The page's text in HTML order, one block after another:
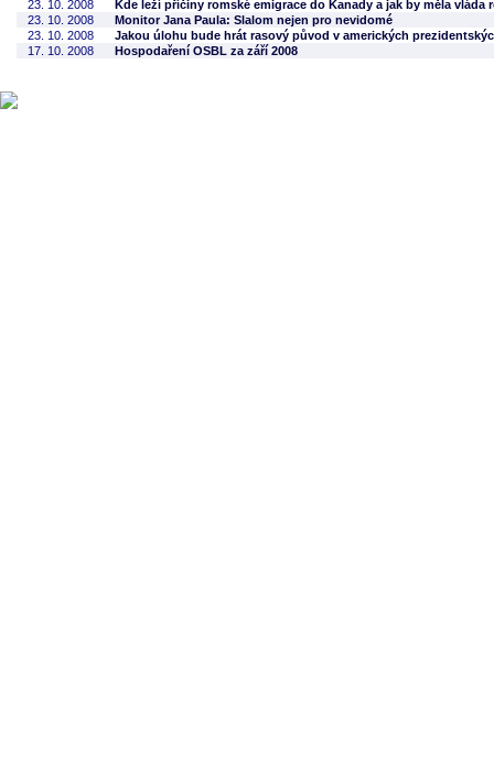
23. 10. 2008
Kde leží příčiny romské emigrace do Kanady a jak by měla vláda
23. 10. 2008
Monitor Jana Paula: Slalom nejen pro nevidomé
23. 10. 2008
Jakou úlohu bude hrát rasový původ v amerických
17. 10. 2008
Hospodaření OSBL za září 2008